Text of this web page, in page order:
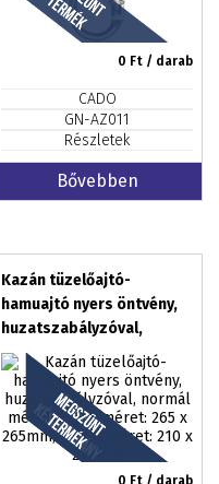
0 Ft / darab
CADO
GN-AZ011
Részletek
Bővebben
Kazán tüzelőajtó-
hamuajtó nyers öntvény,
huzatszabályzóval,
normál méret, külső
méret: 265 x 265mm,
falazó méret: 210 x 210mm
0 Ft / darab